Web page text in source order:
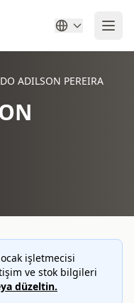
ADILSON PEREIRA
ocak işletmecisi
ve stok bilgileri
düzeltin.